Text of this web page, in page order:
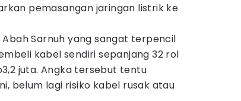
pemasangan jaringan listrik ke
Sarnuh yang sangat terpencil
kabel sendiri sepanjang 32 rol
juta. Angka tersebut tentu
belum lagi risiko kabel rusak atau